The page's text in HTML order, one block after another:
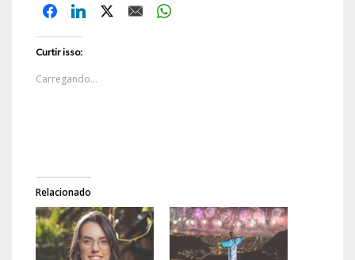
Curtir isso:
Carregando...
Relacionado